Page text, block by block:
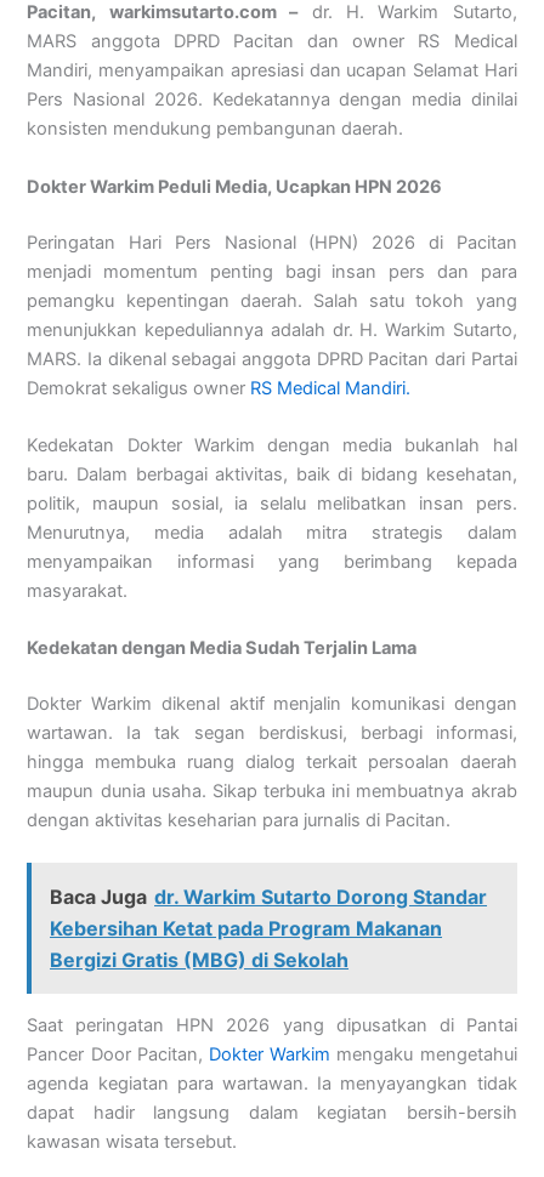
Pacitan, warkimsutarto.com –dr. H. Warkim Sutarto,
MARS anggota DPRD Pacitan dan owner RS Medical
Mandiri, menyampaikan apresiasi dan ucapan Selamat Hari
Pers Nasional 2026. Kedekatannya dengan media dinilai
konsisten mendukung pembangunan daerah.
Dokter Warkim Peduli Media, Ucapkan HPN 2026
Peringatan Hari Pers Nasional (HPN) 2026 di Pacitan
menjadi momentum penting bagi insan pers dan para
pemangku kepentingan daerah. Salah satu tokoh yang
menunjukkan kepeduliannya adalah dr. H. Warkim Sutarto,
MARS. Ia dikenal sebagai anggota DPRD Pacitan dari Partai
Demokrat sekaligus owner RS Medical Mandiri.
Kedekatan Dokter Warkim dengan media bukanlah hal
baru. Dalam berbagai aktivitas, baik di bidang kesehatan,
politik, maupun sosial, ia selalu melibatkan insan pers.
Menurutnya, media adalah mitra strategis dalam
menyampaikan informasi yang berimbang kepada
masyarakat.
Kedekatan dengan Media Sudah Terjalin Lama
Dokter Warkim dikenal aktif menjalin komunikasi dengan
wartawan. Ia tak segan berdiskusi, berbagi informasi,
hingga membuka ruang dialog terkait persoalan daerah
maupun dunia usaha. Sikap terbuka ini membuatnya akrab
dengan aktivitas keseharian para jurnalis di Pacitan.
Baca Juga dr. Warkim Sutarto Dorong Standar
Kebersihan Ketat pada Program Makanan
Bergizi Gratis (MBG) di Sekolah
Saat peringatan HPN 2026 yang dipusatkan di Pantai
Pancer Door Pacitan, Dokter Warkim mengaku mengetahui
agenda kegiatan para wartawan. Ia menyayangkan tidak
dapat hadir langsung dalam kegiatan bersih-bersih
kawasan wisata tersebut.